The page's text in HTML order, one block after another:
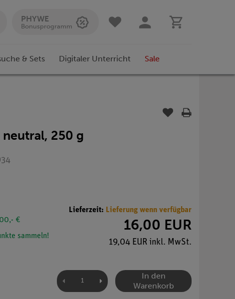
PHYWE
Bonusprogramm
& Sets Digitaler Unterricht Sale
250 g
€
sammeln!
Lieferzeit: Lieferung wenn verfügbar
16,00 EUR
19,04 EUR inkl. MwSt.
In den
Warenkorb